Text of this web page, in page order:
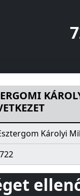
MIHÁLY
Károlyi